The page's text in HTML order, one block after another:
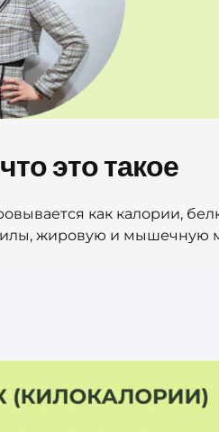
это такое
как калории,
жировую и мышечную